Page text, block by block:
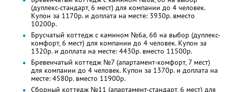
(дуплекс-стандарт, 6 мест) для компании до 4 человек.
Купон за 1170р. и доплата на месте: 3930р. вместо
10200р.
Брусчатый коттедж с камином №6а, 6б на выбор (дуплекс-
комфорт, 6 мест) для компании до 4 человек. Купон за
1320р. и доплата на месте: 4430р. вместо 11500р.
Бревенчатый коттедж №7 (апартамент-комфорт, 7 мест)
для компании до 4 человек. Купон за 1370р. и доплата на
месте: 4580р. вместо 11900р.
Сборный коттедж №11 (апартамент-стандарт, 6 мест) для